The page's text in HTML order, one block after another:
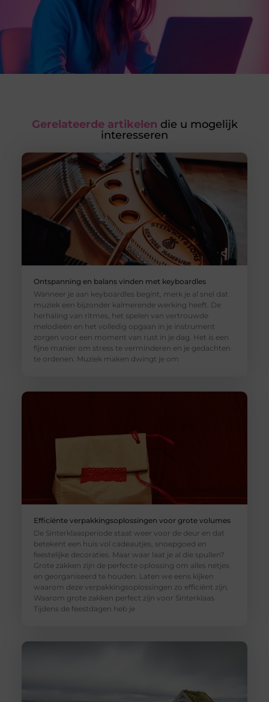
Gerelateerde artikelen die u mogelijk
interesseren
Ontspanning en balans vinden met keyboardles
Wanneer je aan keyboardles begint, merk je al snel dat
muziek een bijzonder kalmerende werking heeft. De
herhaling van ritmes, het spelen van vertrouwde
melodieën en het volledig opgaan in je instrument
zorgen voor een moment van rust in je dag. Het is een
fijne manier om stress te verminderen en je gedachten
te ordenen. Muziek maken dwingt je om
Efficiënte verpakkingsoplossingen voor grote volumes
De Sinterklaasperiode staat weer voor de deur en dat
betekent een huis vol cadeautjes, snoepgoed en
feestelijke decoraties. Maar waar laat je al die spullen?
Grote zakken zijn de perfecte oplossing om alles netjes
en georganiseerd te houden. Laten we eens kijken
waarom deze verpakkingsoplossingen zo efficiënt zijn.
Waarom grote zakken perfect zijn voor Sinterklaas
Tijdens de feestdagen heb je